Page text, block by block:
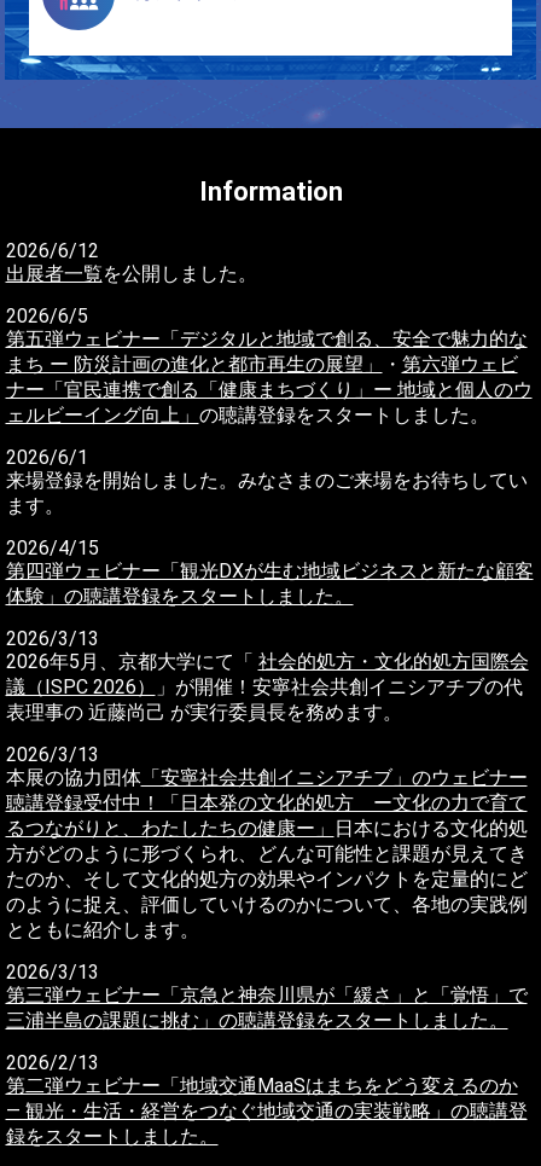
Information
2026/6/12
出展者一覧を公開しました。
2026/6/5
第五弾ウェビナー「デジタルと地域で創る、安全で魅力的な
まち ー 防災計画の進化と都市再生の展望」
・ 第六弾ウェビ
ナー「官民連携で創る「健康まちづくり」ー 地域と個人のウ
ェルビーイング向上」 の聴講登録をスタートしました。
2026/6/1
来場登録を開始しました。みなさまのご来場をお待ちしてい
ます。
2026/4/15
第四弾ウェビナー「観光DXが生む地域ビジネスと新たな顧客
体験」の聴講登録をスタートしました。
2026/3/13
2026年5月、京都大学にて「 社会的処方・文化的処方国際会
議（ISPC 2026）
」が開催！安寧社会共創イニシアチブの代
表理事の 近藤尚己 が実行委員長を務めます。
2026/3/13
本展の協力団体「安寧社会共創イニシアチブ」のウェビナー
聴講登録受付中！「日本発の文化的処方 ー文化の力で育て
るつながりと、わたしたちの健康ー」
日本における文化的処
方がどのように形づくられ、どんな可能性と課題が見えてき
たのか、そして文化的処方の効果やインパクトを定量的にど
のように捉え、評価していけるのかについて、各地の実践例
とともに紹介します。
2026/3/13
第三弾ウェビナー「京急と神奈川県が「緩さ」と「覚悟」で
三浦半島の課題に挑む」の聴講登録をスタートしました。
2026/2/13
第二弾ウェビナー「地域交通MaaSはまちをどう変えるのか
― 観光・生活・経営をつなぐ地域交通の実装戦略」の聴講登
録をスタートしました。